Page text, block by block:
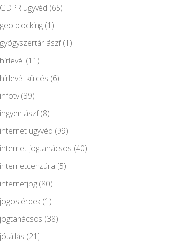
GDPR ügyvéd (65)
geo blocking(1)
gyógyszertár ászf(1)
hírlevél (11)
hírlevél-küldés (6)
infotv(39)
ingyen ászf(8)
internet ügyvéd (99)
internet-jogtanácsos (40)
internetcenzúra (5)
internetjog(80)
jogos érdek(1)
jogtanácsos (38)
jótállás (21)